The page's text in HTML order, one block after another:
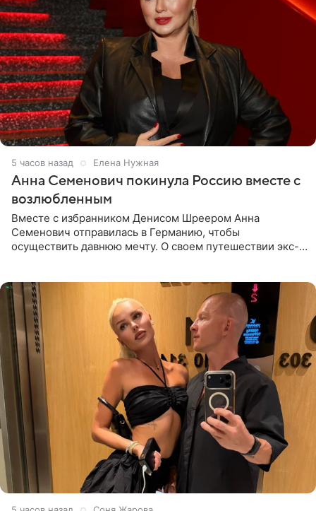
5 часов назад Елена Нужная
Анна Семенович покинула Россию вместе с
возлюбленным
Вместе с избранником Денисом Шреером Анна
Семенович отправилась в Германию, чтобы
осуществить давнюю мечту. О своем путешествии экс-